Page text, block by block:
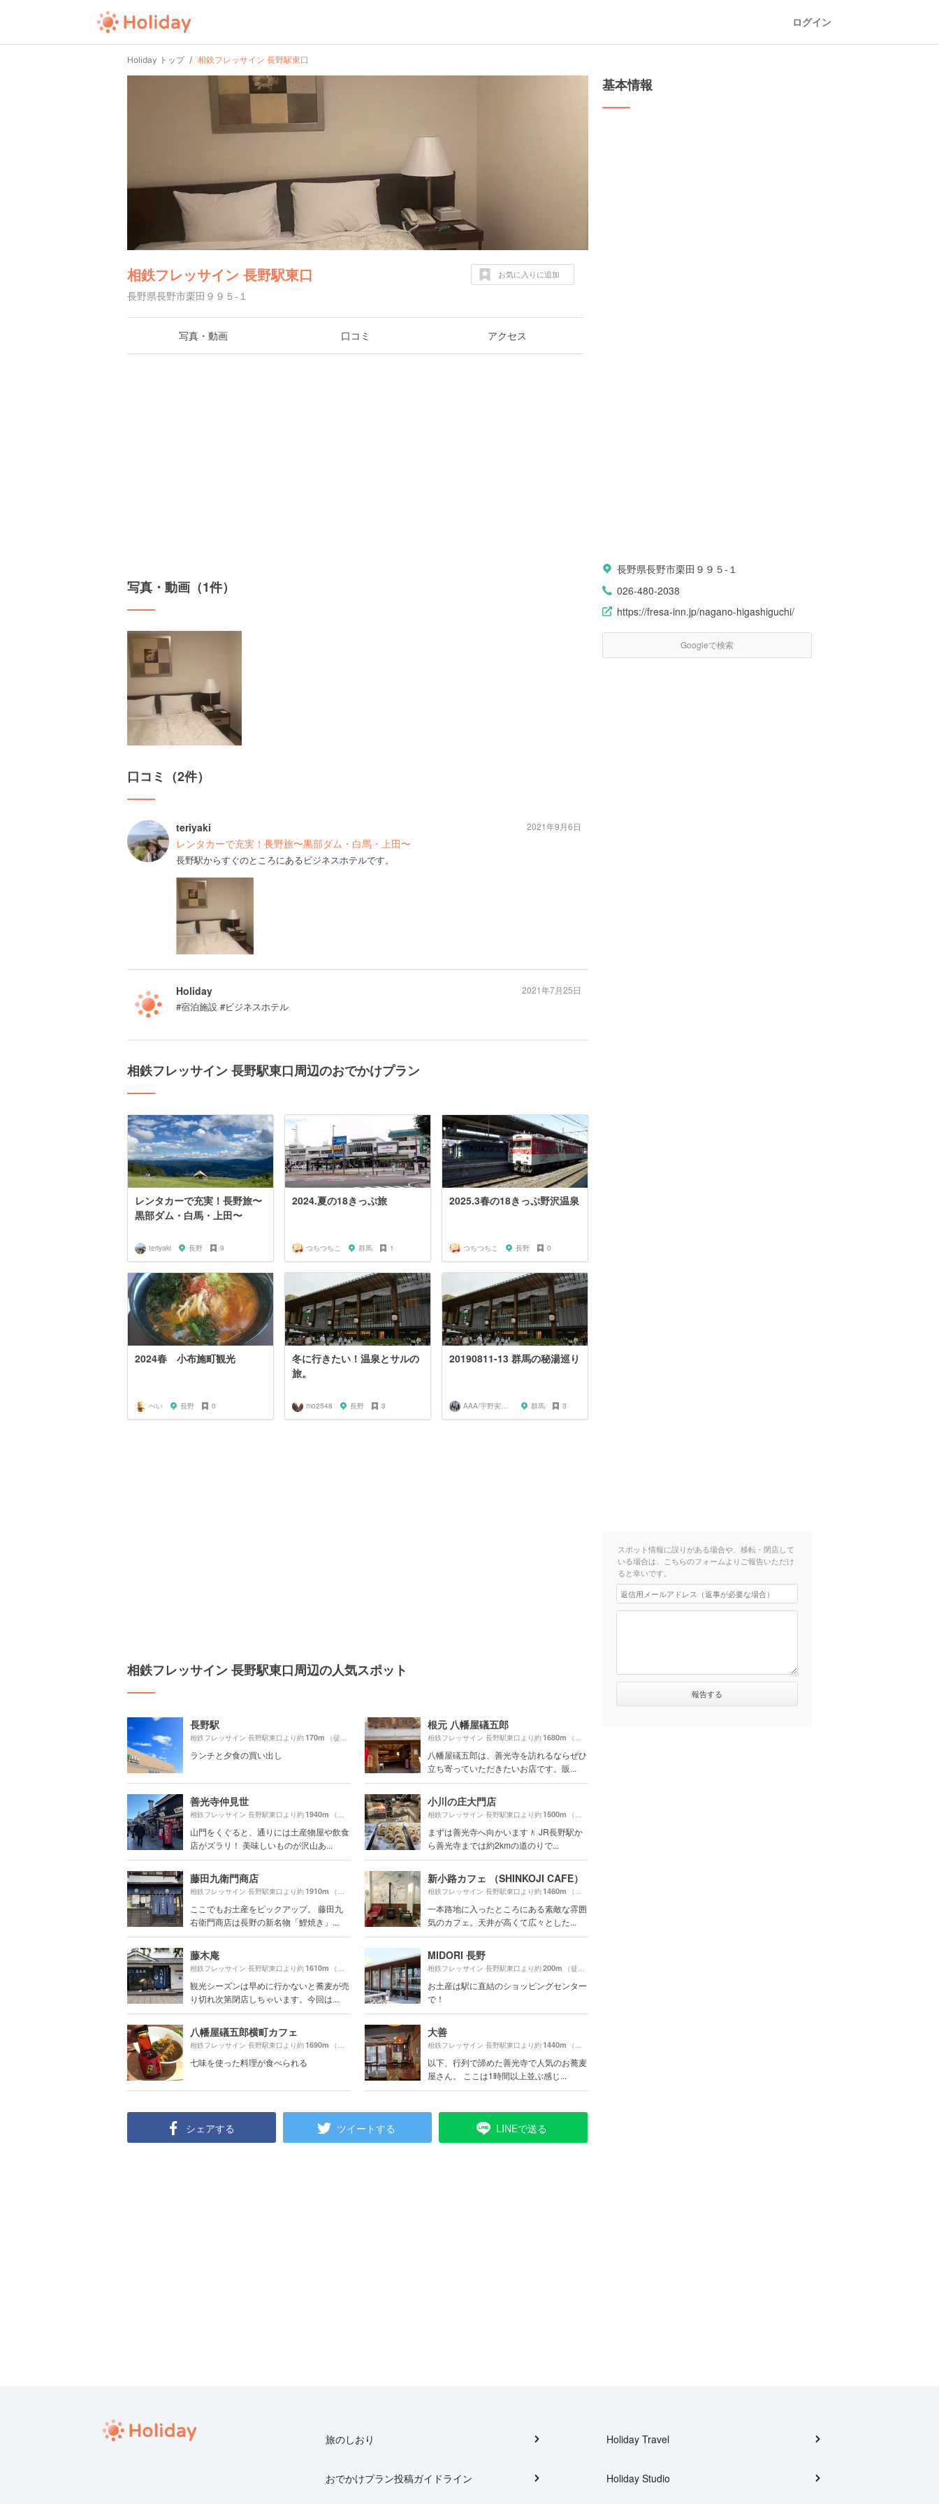
ログイン
Holiday トップ 相鉄フレッサイン 長野駅東口
相鉄フレッサイン 長野駅東口
長野県長野市栗田９９５-１
お気に入りに追加
写真・動画 口コミ アクセス
写真・動画（1件）
口コミ（2件）
teriyaki
レンタカーで充実！長野旅〜黒部ダム・白馬・上田〜
長野駅からすぐのところにあるビジネスホテルです。
2021年9月6日
Holiday
#宿泊施設 #ビジネスホテル
2021年7月25日
相鉄フレッサイン 長野駅東口周辺のおでかけプラン
レンタカーで充実！長野旅〜
黒部ダム・白馬・上田〜
teriyaki 長野 9
2024.夏の18きっぷ旅
つちつちこ 群馬 1
2025.3春の18きっぷ野沢温泉
つちつちこ 長野 0
2024春 小布施町観光
ぺい 長野 0
冬に行きたい！温泉とサルの
旅。
mo2548 長野 3
20190811-13 群馬の秘湯巡り
AAA/宇野実彩子推し 群馬 3
相鉄フレッサイン 長野駅東口周辺の人気スポット
長野駅
相鉄フレッサイン 長野駅東口より約170m （徒歩3分）
ランチと夕食の買い出し
根元 八幡屋礒五郎
相鉄フレッサイン 長野駅東口より約1680m （徒歩29分）
八幡屋礒五郎は、善光寺を訪れるならぜひ
立ち寄っていただきたいお店です。販...
善光寺仲見世
相鉄フレッサイン 長野駅東口より約1940m （徒歩33分）
山門をくぐると、通りには土産物屋や飲食
店がズラリ！ 美味しいものが沢山あ...
小川の庄大門店
相鉄フレッサイン 長野駅東口より約1500m （徒歩25分）
まずは善光寺へ向かいます🚶 JR長野駅か
ら善光寺までは約2kmの道のりで...
藤田九衛門商店
相鉄フレッサイン 長野駅東口より約1910m （徒歩32分）
ここでもお土産をピックアップ。 藤田九
右衛門商店は長野の新名物「鯉焼き」...
新小路カフェ （SHINKOJI CAFE）
相鉄フレッサイン 長野駅東口より約1460m （徒歩25分）
一本路地に入ったところにある素敵な雰囲
気のカフェ。天井が高くて広々とした...
藤木庵
相鉄フレッサイン 長野駅東口より約1610m （徒歩27分）
観光シーズンは早めに行かないと蕎麦が売
り切れ次第閉店しちゃいます。今回は...
MIDORI 長野
相鉄フレッサイン 長野駅東口より約200m （徒歩4分）
お土産は駅に直結のショッピングセンター
で！
八幡屋礒五郎横町カフェ
相鉄フレッサイン 長野駅東口より約1690m （徒歩29分）
七味を使った料理が食べられる
大善
相鉄フレッサイン 長野駅東口より約1440m （徒歩25分）
以下、行列で諦めた善光寺で人気のお蕎麦
屋さん。 ここは1時間以上並ぶ感じ...
シェアする ツイートする LINEで送る
基本情報
長野県長野市栗田９９５-１
026-480-2038
https://fresa-inn.jp/nagano-higashiguchi/
Googleで検索
スポット情報に誤りがある場合や、移転・閉店して
いる場合は、こちらのフォームよりご報告いただけ
ると幸いです。
旅のしおり
おでかけプラン投稿ガイドライン
Holiday Travel
Holiday Studio